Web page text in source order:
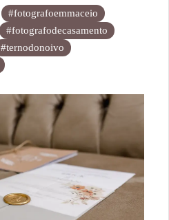
#fotografoemmaceio
#fotografodecasamento
#ternodonoivo